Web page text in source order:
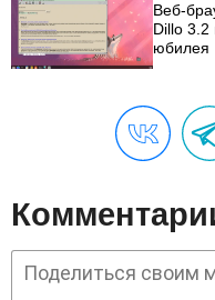
Веб-
Dillo 3.2
юбилея